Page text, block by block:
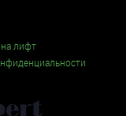
лифт